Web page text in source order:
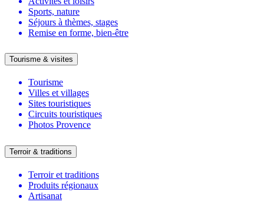
Sports, nature
Séjours à thèmes, stages
Remise en forme, bien-être
Tourisme & visites
Tourisme
Villes et villages
Sites touristiques
Circuits touristiques
Photos Provence
Terroir & traditions
Terroir et traditions
Produits régionaux
Artisanat